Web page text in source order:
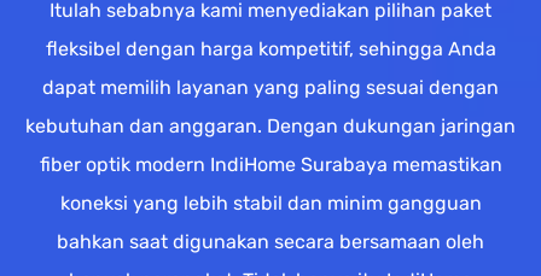
Itulah sebabnya kami menyediakan pilihan paket
fleksibel dengan harga kompetitif, sehingga Anda
dapat memilih layanan yang paling sesuai dengan
kebutuhan dan anggaran. Dengan dukungan jaringan
fiber optik modern IndiHome Surabaya memastikan
koneksi yang lebih stabil dan minim gangguan
bahkan saat digunakan secara bersamaan oleh